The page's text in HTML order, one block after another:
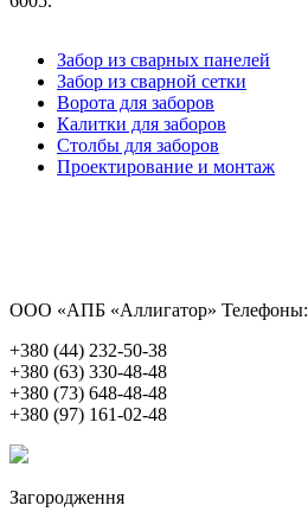
Забор из сварных панелей
Забор из сварной сетки
Ворота для заборов
Калитки для заборов
Столбы для заборов
Проектирование и монтаж
ООО «АПБ «Аллигатор» Телефоны:
+380 (44) 232-50-38
+380 (63) 330-48-48
+380 (73) 648-48-48
+380 (97) 161-02-48
Загородження